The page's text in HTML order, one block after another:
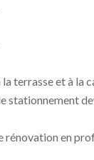
terrasse et à la
stationnement
rénovation en